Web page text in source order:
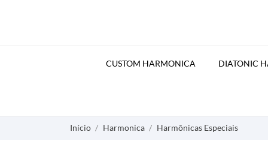
CUSTOM HARMONICA DIATONIC
Início Harmonica Harmônicas Especiais